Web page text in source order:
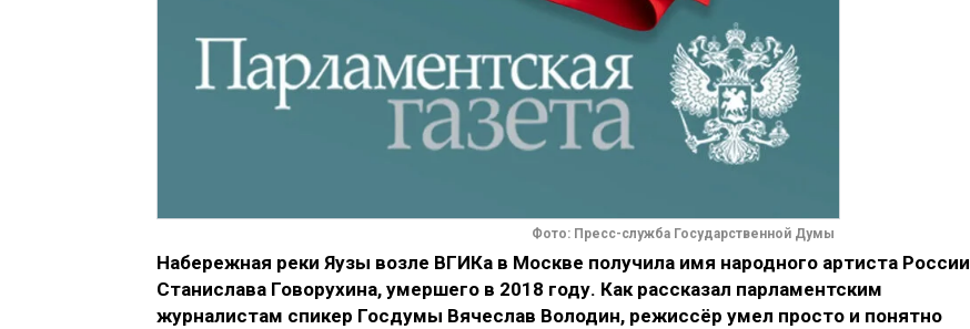
Фото: Пресс-служба Государственной Думы
Набережная реки Яузы возле ВГИКа в Москве получила имя народного артиста России
Станислава Говорухина, умершего в 2018 году. Как рассказал парламентским
журналистам спикер Госдумы Вячеслав Володин, режиссёр умел просто и понятно